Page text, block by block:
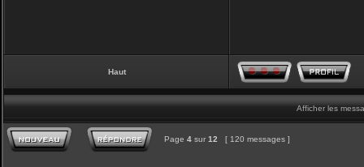
Haut
Afficher les
Page 4 sur 12 [ 120 messages ]